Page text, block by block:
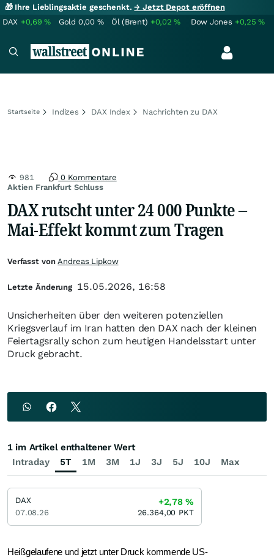
🎁 Ihre Lieblingsaktie geschenkt.→ Jetzt Depot eröffnen
DAX +0,69% Gold 0,00 % Öl (Brent) +0,02% Dow Jones +0,25%
Startseite Indizes DAX Index Nachrichten zu DAX
Aktien Frankfurt Schluss
981 0 Kommentare
DAX rutscht unter 24 000 Punkte –
Mai-Effekt kommt zum Tragen
Unsicherheiten über den weiteren potenziellen
Kriegsverlauf im Iran hatten den DAX nach der kleinen
Feiertagsrally schon zum heutigen Handelsstart unter
Druck gebracht.
Heißgelaufene und jetzt unter Druck kommende US-
Verfasst vonAndreas Lipkow
Letzte Änderung 15.05.2026, 16:58
Intraday 5T 1M 3M 1J 3J 5J 10J Max
1 im Artikel enthaltener Wert
DAX
07.08.26
+2,78%
26.364,00 PKT